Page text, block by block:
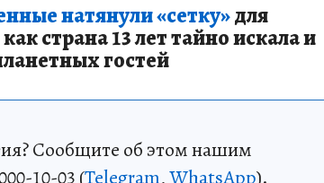
натянули «сетку»для
страна 13 лет тайно искала и
гостей
Сообщите об этом нашим